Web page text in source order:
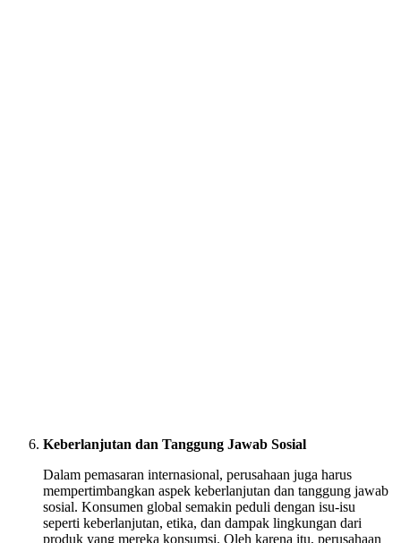
Keberlanjutan dan Tanggung Jawab Sosial
Dalam pemasaran internasional, perusahaan juga harus
mempertimbangkan aspek keberlanjutan dan tanggung jawab
sosial. Konsumen global semakin peduli dengan isu-isu
seperti keberlanjutan, etika, dan dampak lingkungan dari
produk yang mereka konsumsi. Oleh karena itu, perusahaan